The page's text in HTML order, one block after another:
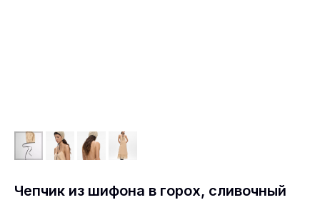
Чепчик из шифона в горох, сливочный